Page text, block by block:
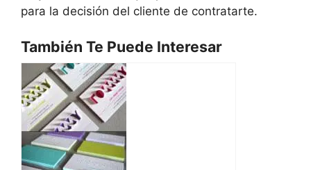
para la decisión del cliente de contratarte.
También Te Puede Interesar